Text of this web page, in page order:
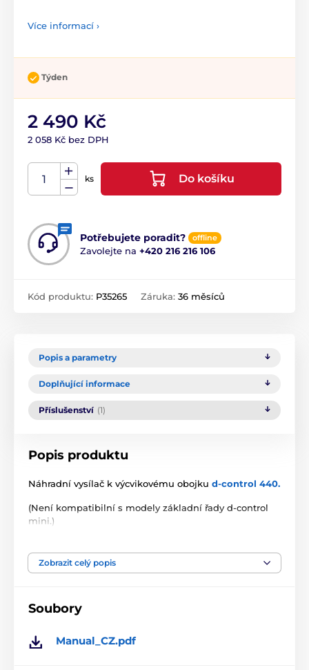
Více informací ›
Týden
2 490 Kč
2 058 Kč bez DPH
ks Do košíku
Potřebujete poradit? offline
Zavolejte na +420 216 216 106
Kód produktu: P35265 Záruka: 36 měsíců
Popis a parametry
Doplňující informace
Příslušenství (1)
Popis produktu
Náhradní vysílač k výcvikovému obojku d-control 440.
(Není kompatibilní s modely základní řady d-control
mini.)
výslovného upozornění. Obrázky mají pouze
ilustrativní charakter.
Produkt je zařazen v kategoriích
Příslušenství výcvikové obojky
Zobrazit celý popis
Soubory
Manual_CZ.pdf